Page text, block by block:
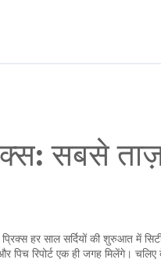
सबसे
हर साल सर्दियों की शुरुआत में
पिच रिपोर्ट एक ही जगह मिलेंगे।